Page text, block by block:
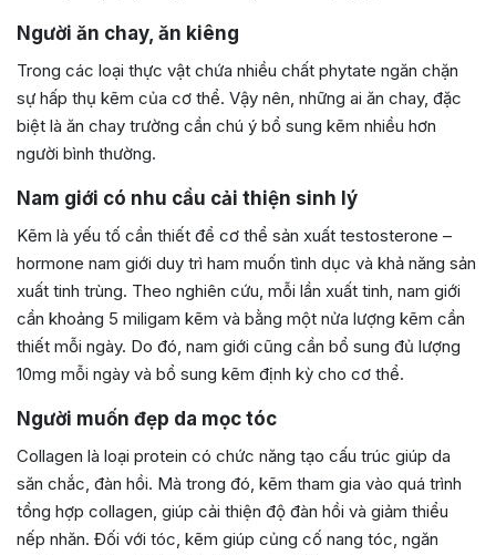
Người ăn chay, ăn kiêng
Trong các loại thực vật chứa nhiều chất phytate ngăn chặn
sự hấp thụ kẽm của cơ thể. Vậy nên, những ai ăn chay, đặc
biệt là ăn chay trường cần chú ý bổ sung kẽm nhiều hơn
người bình thường.
Nam giới có nhu cầu cải thiện sinh lý
Kẽm là yếu tố cần thiết để cơ thể sản xuất testosterone –
hormone nam giới duy trì ham muốn tình dục và khả năng sản
xuất tinh trùng. Theo nghiên cứu, mỗi lần xuất tinh, nam giới
cần khoảng 5 miligam kẽm và bằng một nửa lượng kẽm cần
thiết mỗi ngày. Do đó, nam giới cũng cần bổ sung đủ lượng
10mg mỗi ngày và bổ sung kẽm định kỳ cho cơ thể.
Người muốn đẹp da mọc tóc
Collagen là loại protein có chức năng tạo cấu trúc giúp da
săn chắc, đàn hồi. Mà trong đó, kẽm tham gia vào quá trình
tổng hợp collagen, giúp cải thiện độ đàn hồi và giảm thiểu
nếp nhăn. Đối với tóc, kẽm giúp củng cố nang tóc, ngăn